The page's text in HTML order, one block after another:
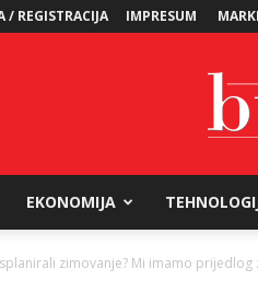
/ REGISTRACIJA IMPRESUM
EKONOMIJA
zimovanje? Mi imamo prijedlog